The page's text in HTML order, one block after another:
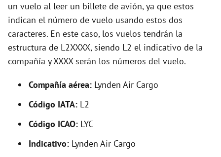
e
o
un vuelo al leer un billete de avión, ya que estos
indican el número de vuelo usando estos dos
caracteres. En este caso, los vuelos tendrán la
estructura de L2XXXX, siendo L2 el indicativo de la
compañía y XXXX serán los números del vuelo.
Compañía aérea: Lynden Air Cargo
Código IATA: L2
Código ICAO: LYC
Indicativo: Lynden Air Cargo